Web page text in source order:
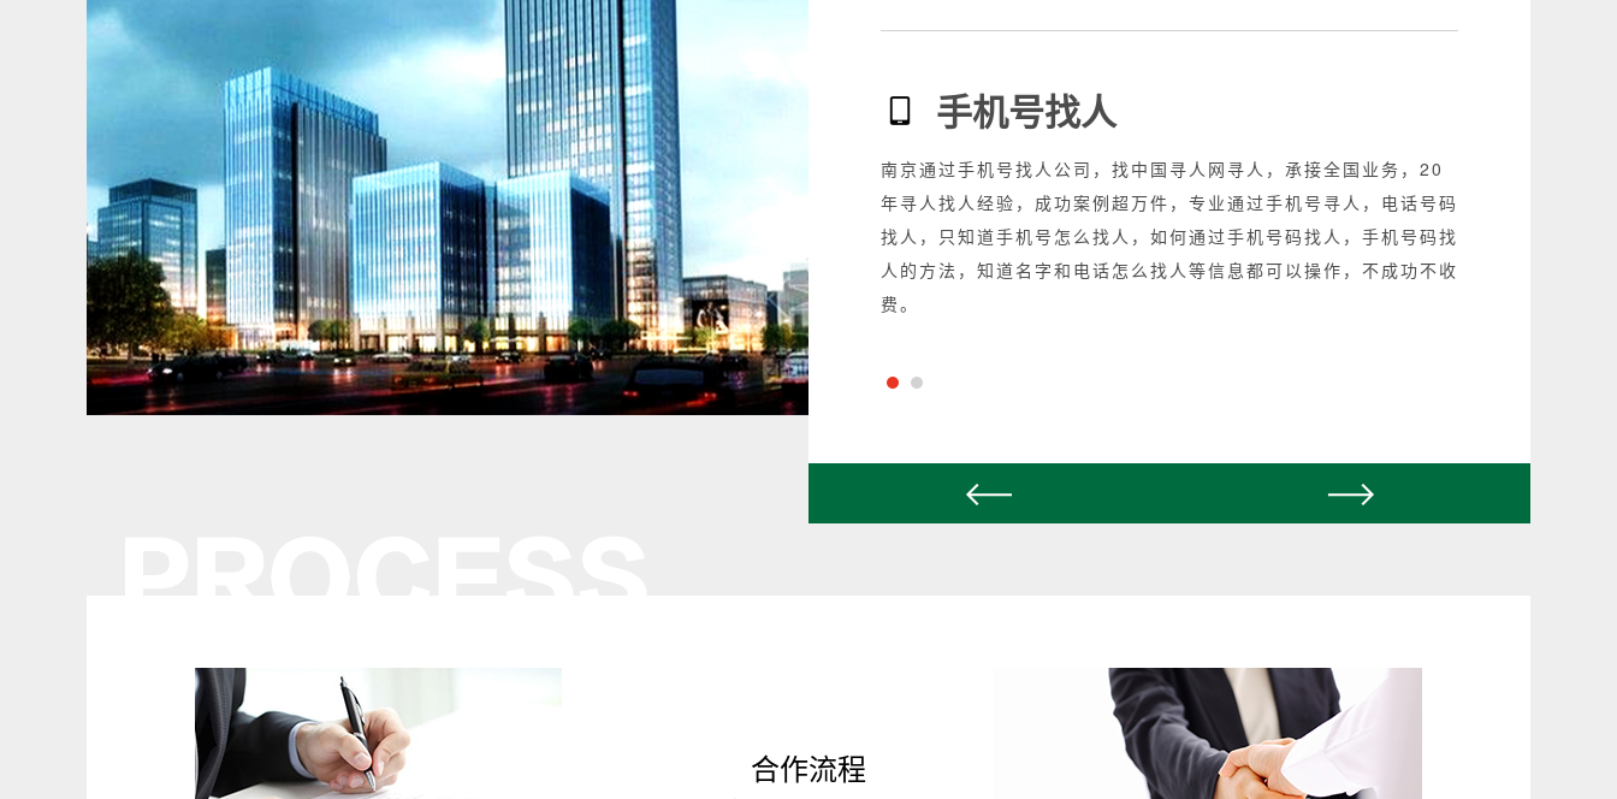
寻找老赖欠款人
南京专业找老赖公司，找中国寻人网找人，承接全国业务，20年寻
人找人经验，成功案例超万件，专业寻找老赖、网逃，失信人，故意
失踪，债务人，欠钱失踪的，故意躲藏起来的，只需要身份证号码就
能找到人，找到了给付费用，不成功不收取任何费用
手机号找人
南京通过手机号找人公司，找中国寻人网寻人，承接全国业务，20
年寻人找人经验，成功案例超万件，专业通过手机号寻人，电话号码
找人，只知道手机号怎么找人，如何通过手机号码找人，手机号码找
人的方法，知道名字和电话怎么找人等信息都可以操作，不成功不收
费。
合作流程